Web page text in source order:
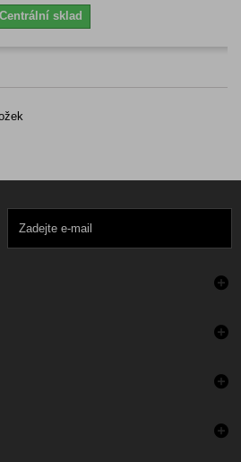
Centrální sklad